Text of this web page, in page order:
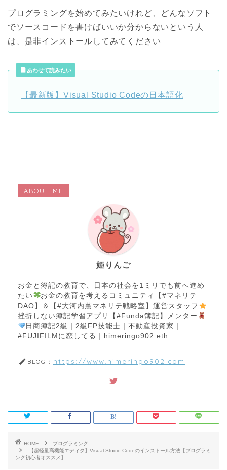
プログラミングを始めてみたいけれど、どんなソフト
でソースコードを書けばいいか分からないという人
は、是非インストールしてみてください
あわせて読みたい
【最新版】Visual Studio Codeの日本語化
ABOUT ME
姫りんご
お金と簿記の教育で、日本の社会を1ミリでも前へ進め
たい
お金の教育を考えるコミュニティ【#マネリテ
DAO】＆【#大河内薫マネリテ戦略室】運営スタッフ
挫折しない簿記学習アプリ【#Funda簿記】メンター
日商簿記2級｜2級FP技能士｜不動産投資家｜
#FUJIFILMに恋してる｜himeringo902.eth
BLOG： https://www.himeringo902.com
HOME
プログラミング
【超軽量高機能エディタ】Visual Studio Codeのインストール方法【プログラミ
ング初心者オススメ】